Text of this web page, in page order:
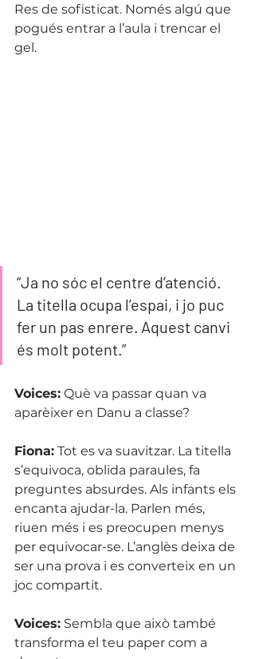
Res de sofisticat. Només algú que
pogués entrar a l’aula i trencar el
gel.
“Ja no sóc el centre d’atenció.
La titella ocupa l’espai, i jo puc
fer un pas enrere. Aquest canvi
és molt potent.”
Voices: Què va passar quan va
aparèixer en Danu a classe?
Fiona: Tot es va suavitzar. La titella
s’equivoca, oblida paraules, fa
preguntes absurdes. Als infants els
encanta ajudar-la. Parlen més,
riuen més i es preocupen menys
per equivocar-se. L’anglès deixa de
ser una prova i es converteix en un
joc compartit.
Voices: Sembla que això també
transforma el teu paper com a